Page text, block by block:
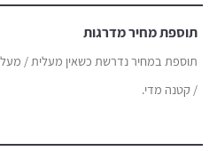
תוספת מחיר מדרגות
תוספת במחיר נדרשת כשאין מעלית /
/ קטנה מדי.